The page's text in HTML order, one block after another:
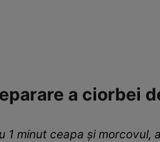
a ciorbei
1 minut ceapa și